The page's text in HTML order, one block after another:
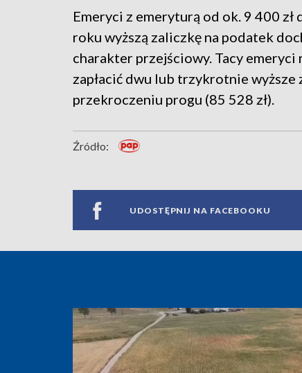
Emeryci z emeryturą od ok. 9 400 zł
roku wyższą zaliczkę na podatek
charakter przejściowy. Tacy
zapłacić dwu lub trzykrotnie
przekroczeniu progu (85 528 zł).
Źródło:
UDOSTĘPNIJ NA FACEBOOKU